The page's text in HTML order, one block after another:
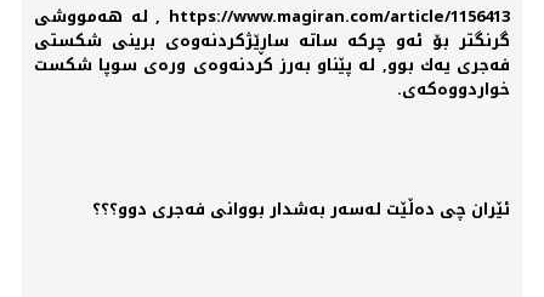
https://www.magiran.com/article/1156413 , لە هەمووشی
گرنگتر بۆ ئەو چركە ساتە ساڕێژكردنەوەی برینی شكستی
فەجری یەك بوو, لە پێناو بەرز كردنەوەی ورەی سوپا شكست
خواردووەكەی.
ئێران چی دەڵێت لەسەر بەشدار بووانی فەجری دوو؟؟؟